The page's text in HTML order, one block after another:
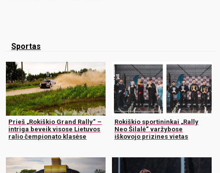
Sportas
Prieš „Rokiškio Grand Rally“ –
intriga beveik visose Lietuvos
ralio čempionato klasėse
Rokiškio sportininkai „Rally
Neo Šilalė“ varžybose
iškovojo prizines vietas